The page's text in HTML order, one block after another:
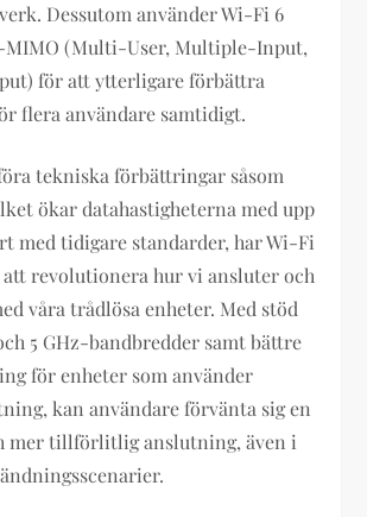
Dessutom använder Wi-Fi 6
(Multi-User, Multiple-Input,
för att ytterligare förbättra
flera användare samtidigt.
tekniska förbättringar såsom
ökar datahastigheterna med upp
med tidigare standarder, har Wi-Fi
revolutionera hur vi ansluter och
våra trådlösa enheter. Med stöd
5 GHz-bandbredder samt bättre
för enheter som använder
kan användare förvänta sig en
mer tillförlitlig anslutning, även i